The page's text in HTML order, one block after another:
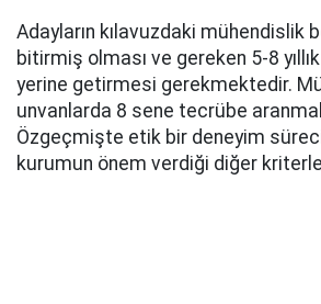
Adayların kılavuzdaki mühendislik
bitirmiş olması ve gereken 5-8
yerine getirmesi gerekmektedir.
unvanlarda 8 sene tecrübe
Özgeçmişte etik bir deneyim
kurumun önem verdiği diğer